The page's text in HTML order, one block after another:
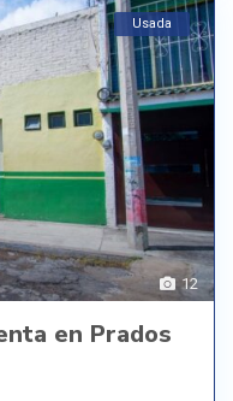
12
Usada
en Prados